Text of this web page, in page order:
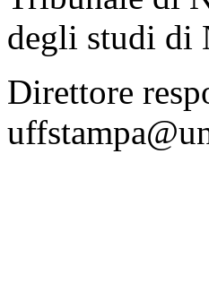
degli studi di
Direttore